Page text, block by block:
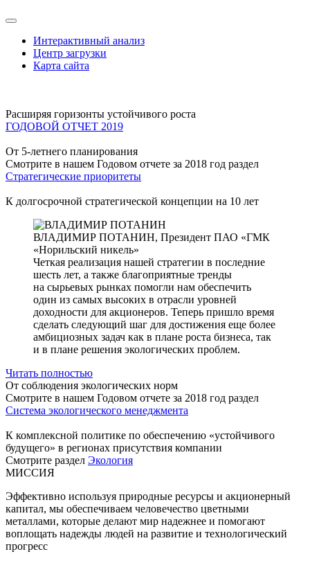
Интерактивный анализ
Центр загрузки
Карта сайта
Расширяя горизонты устойчивого роста
ГОДОВОЙ ОТЧЕТ 2019
От 5-летнего планирования
Смотрите в нашем Годовом отчете за 2018 год раздел
Стратегические приоритеты
К долгосрочной стратегической концепции на 10 лет
ВЛАДИМИР ПОТАНИН, Президент ПАО «ГМК
«Норильский никель»
Четкая реализация нашей стратегии в последние
шесть лет, а также благоприятные тренды
на сырьевых рынках помогли нам обеспечить
один из самых высоких в отрасли уровней
доходности для акционеров. Теперь пришло время
сделать следующий шаг для достижения еще более
амбициозных задач как в плане роста бизнеса, так
и в плане решения экологических проблем.
Читать полностью
От соблюдения экологических норм
Смотрите в нашем Годовом отчете за 2018 год раздел
Система экологического менеджмента
К комплексной политике по обеспечению «устойчивого
будущего» в регионах присутствия компании
Смотрите раздел Экология
МИССИЯ
Эффективно используя природные ресурсы и акционерный
капитал, мы обеспечиваем человечество цветными
металлами, которые делают мир надежнее и помогают
воплощать надежды людей на развитие и технологический
прогресс